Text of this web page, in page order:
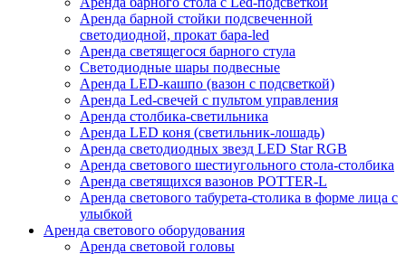
Аренда барной стойки подсвеченной
светодиодной, прокат бара-led
Аренда светящегося барного стула
Светодиодные шары подвесные
Аренда LED-кашпо (вазон с подсветкой)
Аренда Led-свечей с пультом управления
Аренда столбика-светильника
Аренда LED коня (светильник-лошадь)
Аренда светодиодных звезд LED Star RGB
Аренда светового шестиугольного стола-столбика
Аренда светящихся вазонов POTTER-L
Аренда светового табурета-столика в форме лица с
улыбкой
Аренда светового оборудования
Аренда световой головы